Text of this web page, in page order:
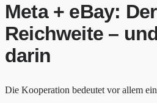
Meta + eBay:
Reichweite –
darin
Die Kooperation bedeutet vor allem